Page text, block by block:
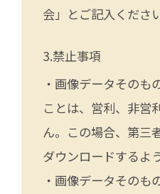
会」とご記入ください
禁止事項
・画像データそのも
ことは、営利、非営
ん。この場合、第三
ダウンロードするよ
・画像データそのも